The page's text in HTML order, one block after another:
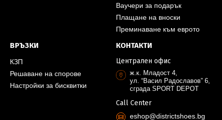
Ваучери за подарък
Плащане на вноски
Преминаване към еврото
ВРЪЗКИ
КЗП
Решаване на спорове
Настройки за бисквитки
КОНТАКТИ
Централен офис
ж.к. Младост 4,
ул. “Васил Радославов” 6,
сграда SPORT DEPOT
Call Center
eshop@districtshoes.bg